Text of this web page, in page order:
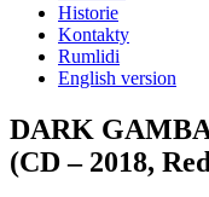
Historie
Kontakty
Rumlidi
English version
DARK
(CD – 2018,